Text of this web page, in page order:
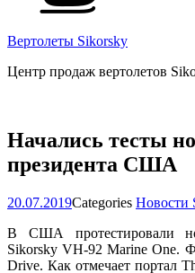
Вертолеты Sikorsky
Центр продаж вертолетов
Начались тесты
президента США
20.07.2019Categories Новости
В США протестировали
Sikorsky VH-92 Marine One.
Drive. Как отмечает портал